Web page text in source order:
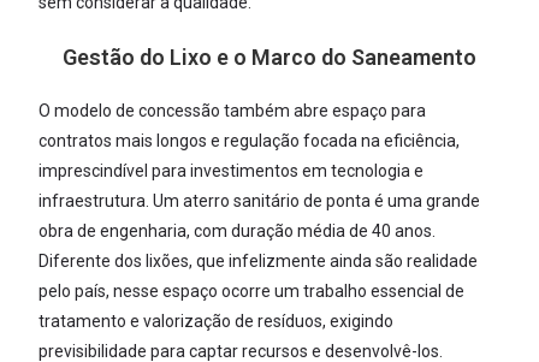
Gestão do Lixo e o Marco do Saneamento
O modelo de concessão também abre espaço para
contratos mais longos e regulação focada na eficiência,
imprescindível para investimentos em tecnologia e
infraestrutura. Um aterro sanitário de ponta é uma grande
obra de engenharia, com duração média de 40 anos.
Diferente dos lixões, que infelizmente ainda são realidade
pelo país, nesse espaço ocorre um trabalho essencial de
tratamento e valorização de resíduos, exigindo
previsibilidade para captar recursos e desenvolvê-los.